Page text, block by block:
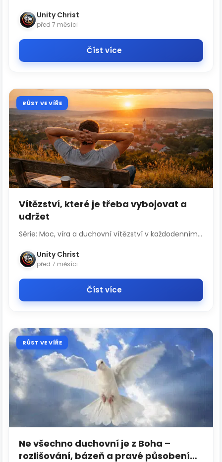
Unity Christ
před 7 měsíci
Číst více
RŮST VE VÍŘE
Vítězství, které je třeba vybojovat a
udržet
Série: Moc, víra a duchovní vítězství v každodenním...
Unity Christ
před 7 měsíci
Číst více
RŮST VE VÍŘE
Ne všechno duchovní je z Boha –
rozlišování, bázeň a pravé působení